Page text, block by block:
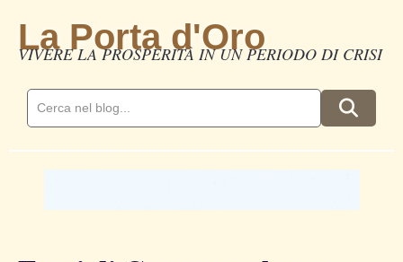
La Porta d'Oro
VIVERE LA PROSPERITÀ IN UN PERIODO DI CRISI